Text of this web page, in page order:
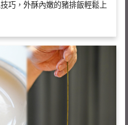
巧，外酥內嫩的豬排飯輕鬆上